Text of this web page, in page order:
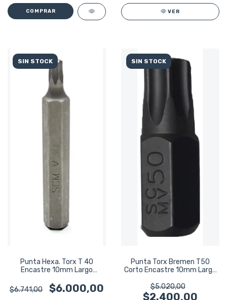
VER
SIN STOCK
Punta Hexa. Torx T 40
Encastre 10mm Largo
$6.741,00
$6.000,00
SIN STOCK
Punta Torx Bremen T50
Corto Encastre 10mm Largo
$5.020,00
$2.400,00